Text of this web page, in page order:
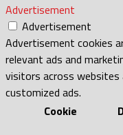
Advertisement
Advertisement
Advertisement cookies
relevant ads and
visitors across
customized ads.
Cookie